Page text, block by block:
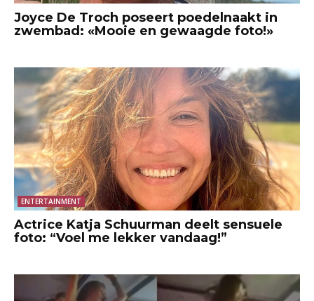
Joyce De Troch poseert poedelnaakt in
zwembad: «Mooie en gewaagde foto!»
ENTERTAINMENT
Actrice Katja Schuurman deelt sensuele
foto: “Voel me lekker vandaag!”